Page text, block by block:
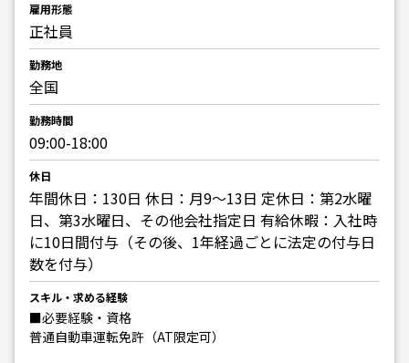
雇用形態
正社員
勤務地
全国
勤務時間
09:00-18:00
休日
年間休日：130日 休日：月9〜13日 定休日：第2水曜
日、第3水曜日、その他会社指定日 有給休暇：入社時
に10日間付与（その後、1年経過ごとに法定の付与日
数を付与）
スキル・求める経験
■必要経験・資格
普通自動車運転免許（AT限定可）